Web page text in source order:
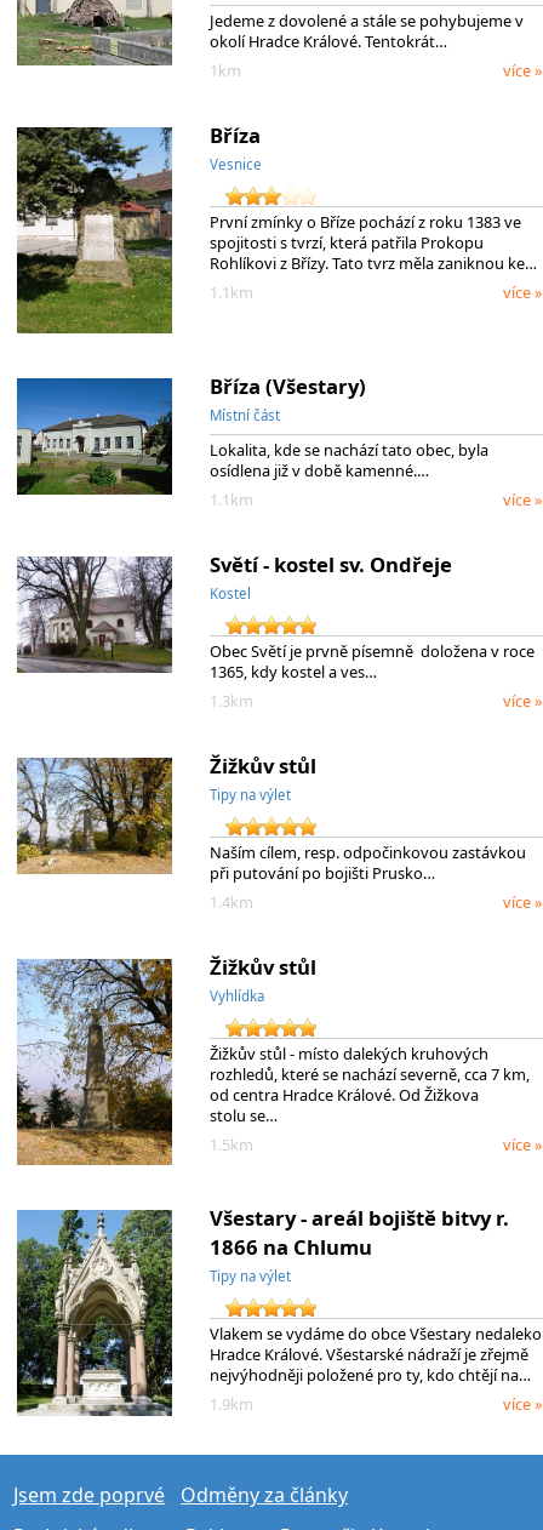
Jedeme z dovolené a stále se pohybujeme v
okolí Hradce Králové. Tentokrát…
1km
více »
Bříza
Vesnice
První zmínky o Bříze pochází z roku 1383 ve
spojitosti s tvrzí, která patřila Prokopu
Rohlíkovi z Břízy. Tato tvrz měla zaniknou ke…
1.1km
více »
Bříza (Všestary)
Místní část
Lokalita, kde se nachází tato obec, byla
osídlena již v době kamenné.…
1.1km
více »
Světí - kostel sv. Ondřeje
Kostel
Obec Světí je prvně písemně doložena v roce
1365, kdy kostel a ves…
1.3km
více »
Žižkův stůl
Tipy na výlet
Naším cílem, resp. odpočinkovou zastávkou
při putování po bojišti Prusko…
1.4km
více »
Žižkův stůl
Vyhlídka
Žižkův stůl - místo dalekých kruhových
rozhledů, které se nachází severně, cca 7 km,
od centra Hradce Králové. Od Žižkova
stolu se…
1.5km
více »
Všestary - areál bojiště bitvy r.
1866 na Chlumu
Tipy na výlet
Vlakem se vydáme do obce Všestary nedaleko
Hradce Králové. Všestarské nádraží je zřejmě
nejvýhodněji položené pro ty, kdo chtějí na…
1.9km
více »
Jsem zde poprvé
Odměny za články